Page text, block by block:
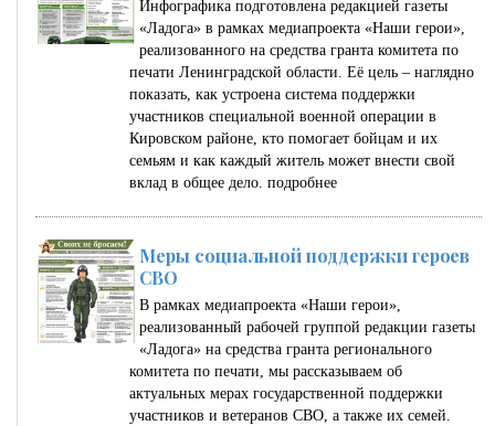
Инфографика подготовлена редакцией газеты
«Ладога» в рамках медиапроекта «Наши герои»,
реализованного на средства гранта комитета по
печати Ленинградской области. Её цель – наглядно
показать, как устроена система поддержки
участников специальной военной операции в
Кировском районе, кто помогает бойцам и их
семьям и как каждый житель может внести свой
вклад в общее дело. подробнее
Меры социальной поддержки героев
СВО
В рамках медиапроекта «Наши герои»,
реализованный рабочей группой редакции газеты
«Ладога» на средства гранта регионального
комитета по печати, мы рассказываем об
актуальных мерах государственной поддержки
участников и ветеранов СВО, а также их семей.